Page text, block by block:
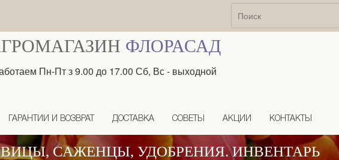
ФЛОРАСАД
Пн-Пт з 9.00 до 17.00 Сб, Вс - выходной
ГАРАНТИИ И ВОЗВРАТ ДОСТАВКА СОВЕТЫ АКЦИИ КОНТАКТЫ
САЖЕНЦЫ, УДОБРЕНИЯ. ИНВЕНТАРЬ